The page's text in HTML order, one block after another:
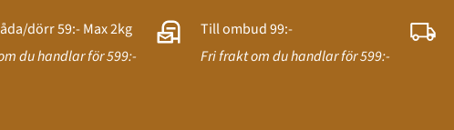
dörr 59:- Max 2kg
du handlar för 599:-
Till ombud 99:-
Fri frakt om du handlar för 599:-